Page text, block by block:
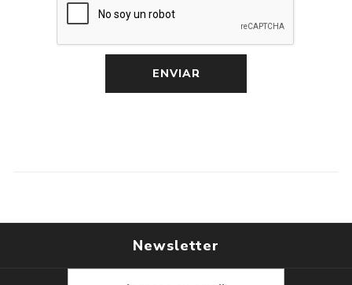
Newsletter